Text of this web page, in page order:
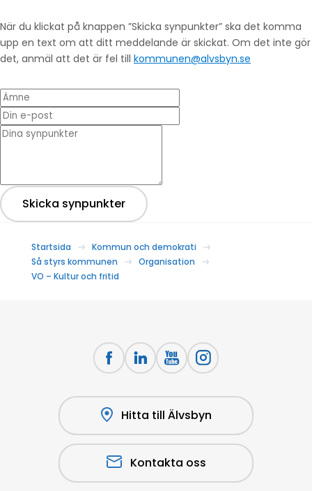
När du klickat på knappen ”Skicka synpunkter” ska det komma
upp en text om att ditt meddelande är skickat. Om det inte gör
det, anmäl att det är fel till kommunen@alvsbyn.se
Ämne
Din e-post
* Dina synpunkter
Skicka synpunkter
Startsida
Kommun och demokrati
Så styrs kommunen
Organisation
VO – Kultur och fritid
Hitta till Älvsbyn
Kontakta oss